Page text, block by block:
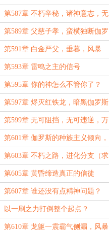
伏首（高潮大章，求月票）
第587章 不朽辛秘，诸神意志，无
法反抗的时代大势
第589章 父慈子孝，蛮横独断伽罗
斯
第591章 白金严父，垂暮，风暴
第593章 雷鸣之主的信号
第595章 你的神怎么不管你了？
第597章 烬灭红铁龙，暗黑伽罗斯
第599章 无可阻挡，无可违逆，万
物的毁灭者（高潮大章，求月票）
第601章 伽罗斯的种族主义倾向，
暴君之梦
第603章 不朽之路，进化分支（求
月票）
第605章 黄昏缔造真正的信徒
第607章 谁还没有点精神问题？
（双倍求月票）
以一刷之力打倒整个起点？
第610章 龙躯一震霸气侧漏，风暴